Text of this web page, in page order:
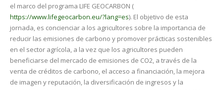
el marco del programa LIFE GEOCARBON (
https://www.lifegeocarbon.eu/?lang=es). El objetivo de esta
jornada, es concienciar a los agricultores sobre la importancia de
reducir las emisiones de carbono y promover prácticas sostenibles
en el sector agrícola, a la vez que los agricultores pueden
beneficiarse del mercado de emisiones de CO2, a través de la
venta de créditos de carbono, el acceso a financiación, la mejora
de imagen y reputación, la diversificación de ingresos y la